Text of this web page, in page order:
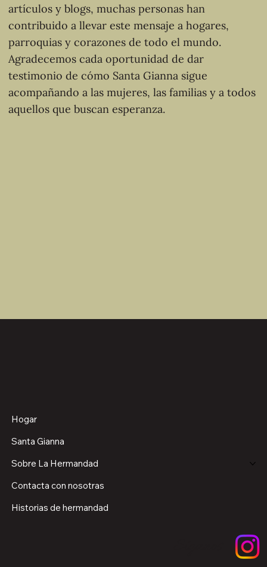
artículos y blogs, muchas personas han
contribuido a llevar este mensaje a hogares,
parroquias y corazones de todo el mundo.
Agradecemos cada oportunidad de dar
testimonio de cómo Santa Gianna sigue
acompañando a las mujeres, las familias y a todos
aquellos que buscan esperanza.
Hogar
Santa Gianna
Sobre La Hermandad
Contacta con nosotras
Historias de hermandad